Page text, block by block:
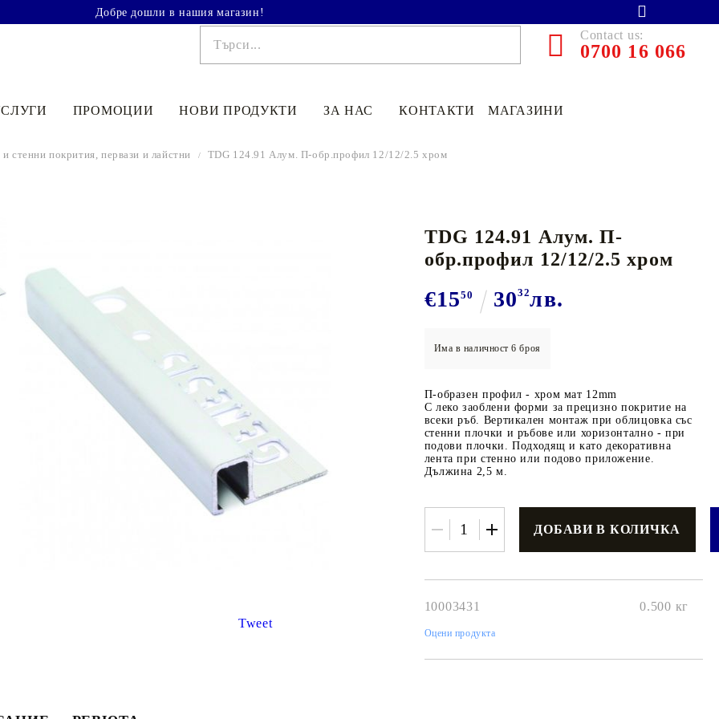
Добре дошли в нашия магазин!
Contact us:
0700 16 066
ПРОМОЦИИ НОВИ ПРОДУКТИ
95 €1112 2175лв.
€3.47
€2
€3.42 6.69лв.
ЗА НАС КОНТАКТИ МАГАЗИНИ
стенни покрития, первази и лайстни TDG 124.91 Алум. П-обр.профил 12/12/2.5 хром
Tweet
TDG 124.91 Алум. П-
обр.профил 12/12/2.5 хром
€1550 3032лв.
Има в наличност6 броя
П-образен профил - хром мат 12mm
С леко заоблени форми за прецизно покритие на
всеки ръб. Вертикален монтаж при облицовка със
стенни плочки и ръбове или хоризонтално - при
подови плочки. Подходящ и като декоративна
лента при стенно или подово приложение.
Дължина 2,5 м.
10003431 0.500 кг
Оцени продукта